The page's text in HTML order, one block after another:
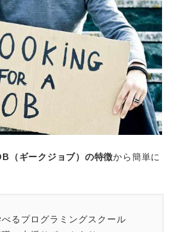
（ギークジョブ）の特徴から簡単に
るプログラミングスクール